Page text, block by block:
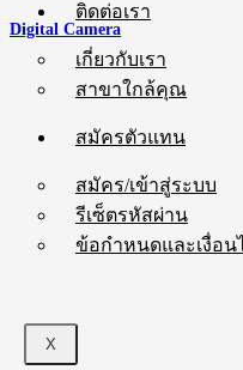
ติดต่อเรา
เกี่ยวกับเรา
สาขาใกล้คุณ
สมัครตัวแทน
สมัคร/เข้าสู่ระบบ
รีเซ็ตรหัสผ่าน
ข้อกำหนดและเงื่อ
X
Digital Camera